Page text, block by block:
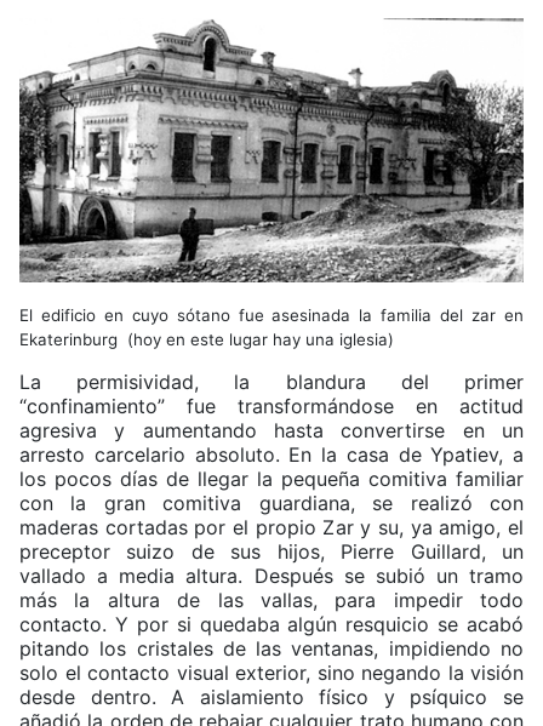
El edificio en cuyo sótano fue asesinada la familia del zar en
Ekaterinburg (hoy en este lugar hay una iglesia)
La permisividad, la blandura del primer
“confinamiento” fue transformándose en actitud
agresiva y aumentando hasta convertirse en un
arresto carcelario absoluto. En la casa de Ypatiev, a
los pocos días de llegar la pequeña comitiva familiar
con la gran comitiva guardiana, se realizó con
maderas cortadas por el propio Zar y su, ya amigo, el
preceptor suizo de sus hijos, Pierre Guillard, un
vallado a media altura. Después se subió un tramo
más la altura de las vallas, para impedir todo
contacto. Y por si quedaba algún resquicio se acabó
pitando los cristales de las ventanas, impidiendo no
solo el contacto visual exterior, sino negando la visión
desde dentro. A aislamiento físico y psíquico se